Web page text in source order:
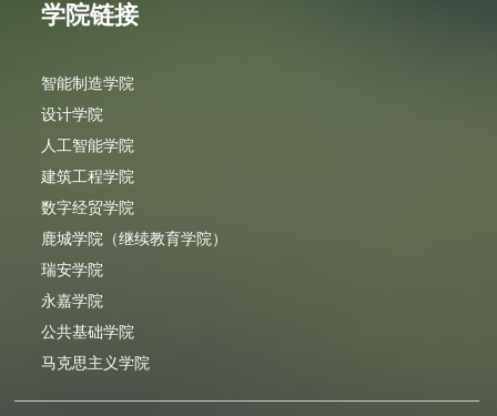
学院链接
智能制造学院
设计学院
人工智能学院
建筑工程学院
数字经贸学院
鹿城学院（继续教育学院）
瑞安学院
永嘉学院
公共基础学院
马克思主义学院